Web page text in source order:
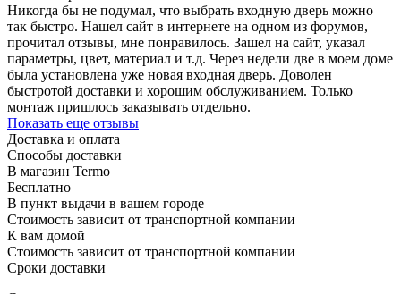
Никогда бы не подумал, что выбрать входную дверь можно
так быстро. Нашел сайт в интернете на одном из форумов,
прочитал отзывы, мне понравилось. Зашел на сайт, указал
параметры, цвет, материал и т.д. Через недели две в моем доме
была установлена уже новая входная дверь. Доволен
быстротой доставки и хорошим обслуживанием. Только
монтаж пришлось заказывать отдельно.
Показать еще отзывы
Доставка и оплата
Способы доставки
В магазин Termo
Бесплатно
В пункт выдачи в вашем городе
Стоимость зависит от транспортной компании
К вам домой
Стоимость зависит от транспортной компании
Сроки доставки